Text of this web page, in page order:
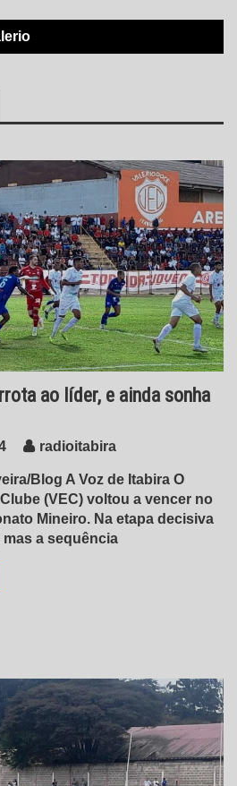
ao líder, e ainda sonha
radioitabira
Blog A Voz de Itabira O
(VEC) voltou a vencer no
Mineiro. Na etapa decisiva
a sequência